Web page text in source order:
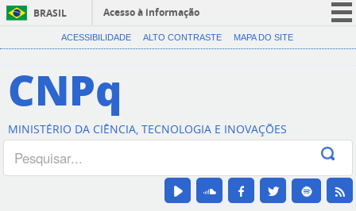
BRASIL
Acesso à informação
CORONAVÍRUS (COVID-19)
Canais
ACESSIBILIDADE ALTO CONTRASTE MAPA DO SITE
CNPq
MINISTÉRIO DA CIÊNCIA, TECNOLOGIA E INOVAÇÕES